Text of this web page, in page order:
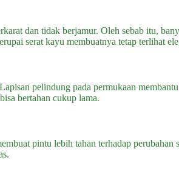
dan tidak berjamur. Oleh sebab itu,
serat kayu membuatnya tetap terlihat
pelindung pada permukaan
bertahan cukup lama.
pintu lebih tahan terhadap